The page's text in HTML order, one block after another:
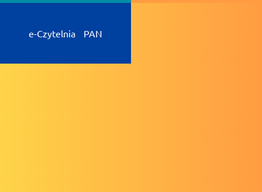
e-Czytelnia PAN